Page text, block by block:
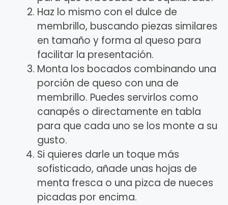
Haz lo mismo con el dulce de
membrillo, buscando piezas similares
en tamaño y forma al queso para
facilitar la presentación.
Monta los bocados combinando una
porción de queso con una de
membrillo. Puedes servirlos como
canapés o directamente en tabla
para que cada uno se los monte a su
gusto.
Si quieres darle un toque más
sofisticado, añade unas hojas de
menta fresca o una pizca de nueces
picadas por encima.